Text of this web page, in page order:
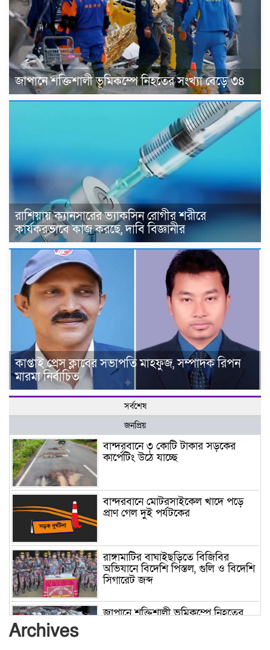
জাপানে শক্তিশালী ভূমিকম্পে নিহতের সংখ্যা বেড়ে ৩৪
রাশিয়ায় ক্যানসারের ভ্যাকসিন রোগীর শরীরে
কার্যকরভাবে কাজ করছে, দাবি বিজ্ঞানীর
কাপ্তাই প্রেস ক্লাবের সভাপতি মাহফুজ, সম্পাদক রিপন
মারমা নির্বাচিত
সর্বশেষ
জনপ্রিয়
বান্দরবানে ৩ কোটি টাকার সড়কের
কার্পেটিং উঠে যাচ্ছে
বান্দরবানে মোটরসাইকেল খাদে পড়ে
প্রাণ গেল দুই পর্যটকের
রাঙ্গামাটির বাঘাইছড়িতে বিজিবির
অভিযানে বিদেশি পিস্তল, গুলি ও বিদেশি
সিগারেট জব্দ
জাপানে শক্তিশালী ভূমিকম্পে নিহতের
Archives